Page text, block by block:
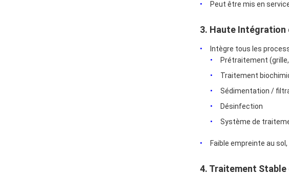
Peut être mis en
3. Haute
Intègre tous les
Prétraitement
Traitement
Sédimentation /
Désinfection
Système de
Faible empreinte au sol,
4. Traitement